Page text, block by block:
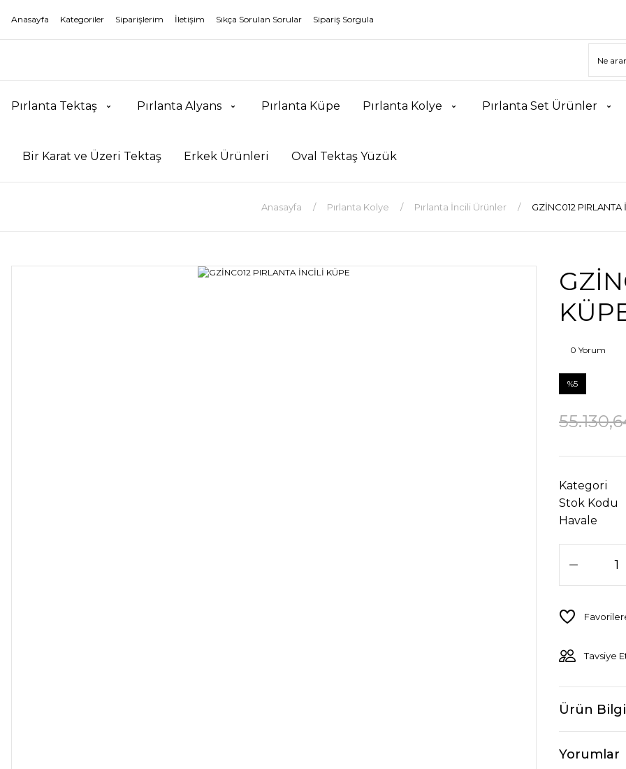
Anasayfa Kategoriler Siparişlerim İletişim Sıkça Sorulan Sorular Sipariş Sorgula
Pırlanta Tektaş Pırlanta Alyans Pırlanta Küpe Pırlanta Kolye Pırlanta Set Ürünler
Bir Karat ve Üzeri Tektaş Erkek Ürünleri Oval Tektaş Yüzük
Anasayfa Pırlanta Kolye Pırlanta İncili Ürünler GZİNC012 PIRLANTA
0 Yorum
%5
Kategori
Stok Kodu
Havale
Tavsiye
Ürün
Yorumlar